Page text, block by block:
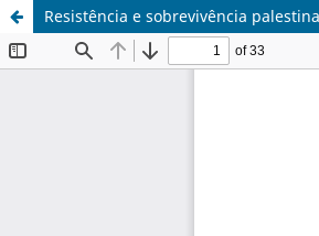
Resistência e sobrevivência